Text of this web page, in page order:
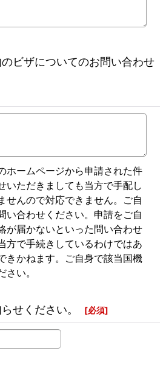
ビザについてのお問い合わせ
ホームページから申請された件
いただきましても当方で手配し
せんので対応できません。ご自
い合わせください。申請をご自
が届かないといった問い合わせ
方で手続きしているわけではあ
きかねます。ご自身で該当国機
い。
せください。 [必須]